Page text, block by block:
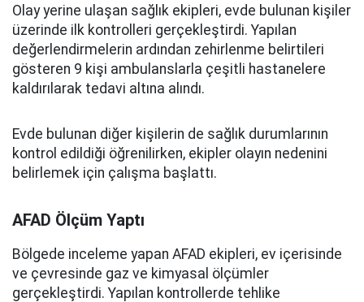
Olay yerine ulaşan sağlık ekipleri, evde bulunan kişiler
üzerinde ilk kontrolleri gerçekleştirdi. Yapılan
değerlendirmelerin ardından zehirlenme belirtileri
gösteren 9 kişi ambulanslarla çeşitli hastanelere
kaldırılarak tedavi altına alındı.
Evde bulunan diğer kişilerin de sağlık durumlarının
kontrol edildiği öğrenilirken, ekipler olayın nedenini
belirlemek için çalışma başlattı.
AFAD Ölçüm Yaptı
Bölgede inceleme yapan AFAD ekipleri, ev içerisinde
ve çevresinde gaz ve kimyasal ölçümler
gerçekleştirdi. Yapılan kontrollerde tehlike